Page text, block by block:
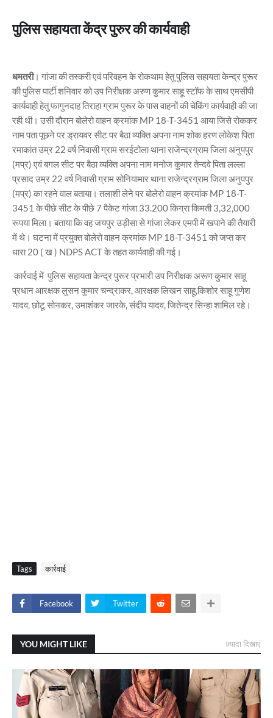
पुलिस सहायता केंद्र पुरुर की कार्यवाही
धमतरी। गांजा की तस्करी एवं परिवहन के रोकथाम हेतु पुलिस सहायता केन्द्र पुरूर
की पुलिस पार्टी शनिवार को उप निरीक्षक अरुण कुमार साहू स्टॉफ के साथ एमसीपी
कार्यवाही हेतु फागुनदाह तिराहा ग्राम पुरूर के पास वाहनों की चेकिंग कार्यवाही की जा
रही थी। उसी दौरान बोलेरो वाहन क्रमांक MP 18-T-3451 आया जिसे रोककर
नाम पता पूछने पर ड्रायवर सीट पर बैठा व्यक्ति अपना नाम शोक हरण लोकेश पिता
रमाकांत उम्र 22 वर्ष निवासी ग्राम सरईटोला थाना राजेन्द्रग्राम जिला अनुपपुर
(मप्र) एवं बगल सीट पर बैठा व्यक्ति अपना नाम मनोज कुमार तेन्दवे पिता लल्ला
प्रसाद उम्र 22 वर्ष निवासी ग्राम सोनियामार थाना राजेन्द्रग्राम जिला अनुपपुर
(मप्र) का रहने वाल बताया। तलाशी लेने पर बोलेरो वाहन क्रमांक MP 18-T-
3451 के पीछे सीट के पीछे 7 पैकेट गांजा 33.200 किग्रा किमती 3,32,000
रूपया मिला। बताया कि वह जयपुर उड़ीसा से गांजा लेकर एमपी में खपाने की तैयारी
में थे। घटना में प्रयुक्त बोलेरो वाहन क्रमांक MP 18-T-3451 को जप्त कर
धारा 20 ( ख ) NDPS ACT के तहत कार्यवाही की गई।
कार्रवाई में पुलिस सहायता केन्द्र पुरूर प्रभारी उप निरीक्षक अरूण कुमार साहू
प्रधान आरक्षक लुसन कुमार चन्द्राकर, आरक्षक लिखन साहू,किशोर साहू गुणेश
यादव, छोटू सोनकर, उमाशंकर जारके, संदीप यादव, जितेन्द्र सिन्हा शामिल रहे।
Tags कार्रवाई
Facebook Twitter
YOU MIGHT LIKE ज़्यादा दिखाएं